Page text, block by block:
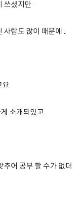
쓰셨지만
사람도 많이 때문에 ..
요
소개되있고
추어 공부 할 수가 없더